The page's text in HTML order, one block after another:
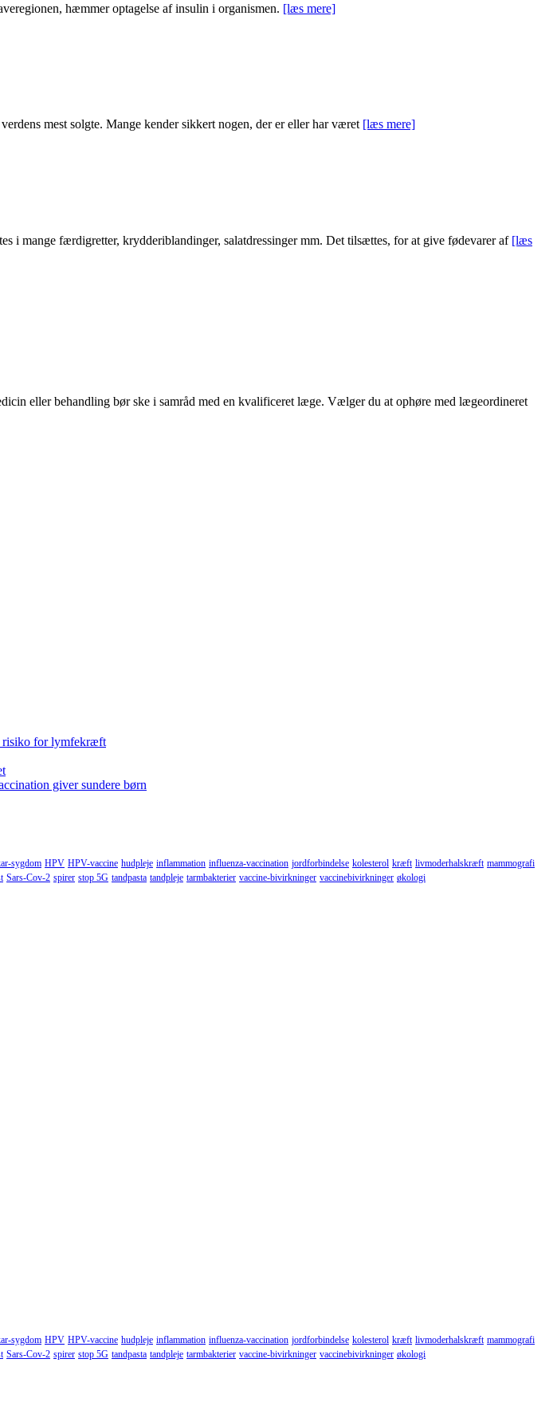
hæmmer optagelse af insulin i organismen. [læs mere]
mest solgte. Mange kender sikkert nogen, der er eller har været [læs mere]
i mange færdigretter, krydderiblandinger, salatdressinger mm. Det tilsættes, for at give fødevarer af [læs
eller behandling bør ske i samråd med en kvalificeret læge. Vælger du at ophøre med lægeordineret
risiko for lymfekræft
giver sundere børn
sygdom HPV HPV-vaccine hudpleje inflammation influenza-vaccination jordforbindelse kolesterol kræft livmoderhalskræft mammografi
Sars-Cov-2 spirer stop 5G tandpasta tandpleje tarmbakterier vaccine-bivirkninger vaccinebivirkninger økologi
sygdom HPV HPV-vaccine hudpleje inflammation influenza-vaccination jordforbindelse kolesterol kræft livmoderhalskræft mammografi
Sars-Cov-2 spirer stop 5G tandpasta tandpleje tarmbakterier vaccine-bivirkninger vaccinebivirkninger økologi